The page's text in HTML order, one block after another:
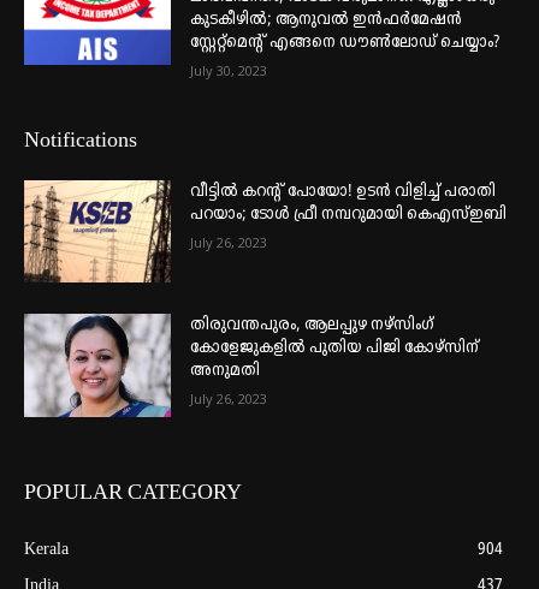
കുടകീഴിൽ; ആനുവൽ ഇൻഫർമേഷൻ
സ്റ്റേറ്റ്മെന്റ് എങ്ങനെ ഡൗൺലോഡ് ചെയ്യാം?
July 30, 2023
Notifications
വീട്ടില്‍ കറന്റ് പോയോ! ഉടന്‍ വിളിച്ച് പരാതി
പറയാം; ടോള്‍ ഫ്രീ നമ്പറുമായി കെഎസ്ഇബി
July 26, 2023
തിരുവന്തപുരം, ആലപ്പുഴ നഴ്‌സിംഗ്
കോളേജുകളില്‍ പുതിയ പിജി കോഴ്‌സിന്
അനുമതി
July 26, 2023
POPULAR CATEGORY
Kerala
904